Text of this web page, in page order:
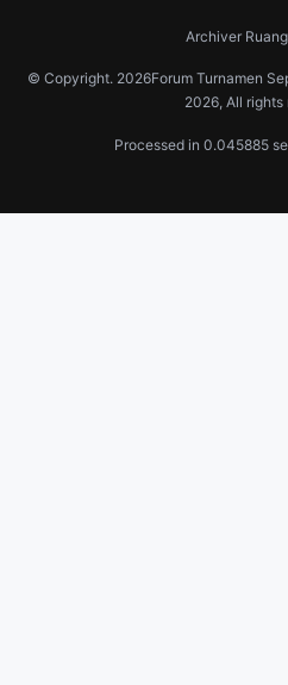
Archiver
© Copyright. 2026Forum Turnamen
2026, All rights
Processed in 0.045885